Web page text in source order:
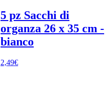
5 pz Sacchi di
organza 26 x 35 cm -
bianco
2,49€